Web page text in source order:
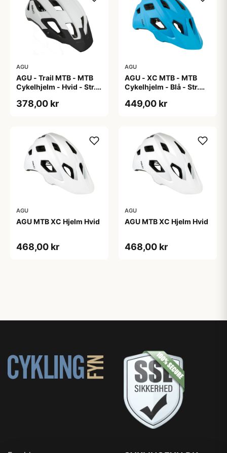
AGU
AGU - Trail MTB - MTB
Cykelhjelm - Hvid - Str.
378,00 kr
AGU
AGU - XC MTB - MTB
Cykelhjelm - Blå - Str.
449,00 kr
AGU
AGU MTB XC Hjelm Hvid
468,00 kr
AGU
AGU MTB XC Hjelm Hvid
468,00 kr